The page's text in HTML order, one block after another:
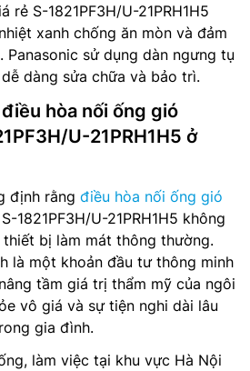
rẻ S-1821PF3H/U-21PRH1H5
xanh chống ăn mòn và đảm
Panasonic sử dụng dàn ngưng tụ
dàng sửa chữa và bảo trì.
hòa nối ống gió
U-21PRH1H5 ở
định rằng điều hòa nối ống gió
S-1821PF3H/U-21PRH1H5 không
bị làm mát thông thường.
là một khoản đầu tư thông minh
tầm giá trị thẩm mỹ của ngôi
vô giá và sự tiện nghi dài lâu
gia đình.
làm việc tại khu vực Hà Nội